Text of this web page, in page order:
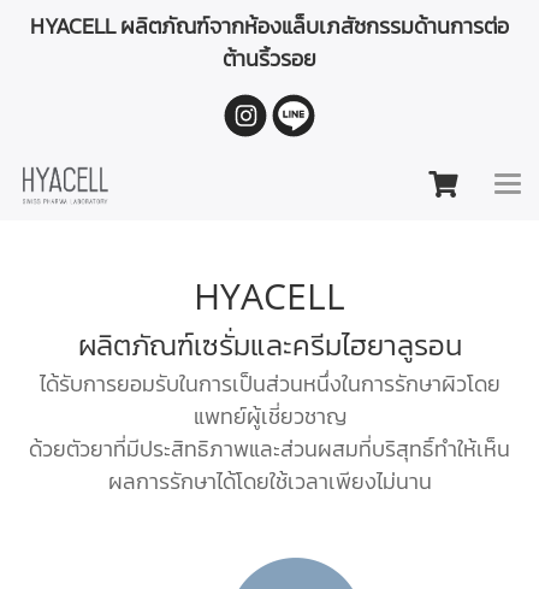
HYACELL ผลิตภัณฑ์จากห้องแล็บเภสัชกรรมด้านการต่อ
ต้านริ้วรอย
HYACELL
ผลิตภัณฑ์เซรั่มและครีมไฮยาลูรอน
ได้รับการยอมรับในการเป็นส่วนหนึ่งในการรักษาผิวโดย
แพทย์ผู้เชี่ยวชาญ
ด้วยตัวยาที่มีประสิทธิภาพและส่วนผสมที่บริสุทธิ์ทำให้เห็น
ผลการรักษาได้โดยใช้เวลาเพียงไม่นาน